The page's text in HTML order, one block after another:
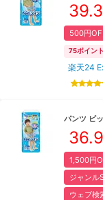
39.3
500円
75ポイント
楽天24
パンツ ビ
36.9
1,500円
ジャンル
ウェブ検